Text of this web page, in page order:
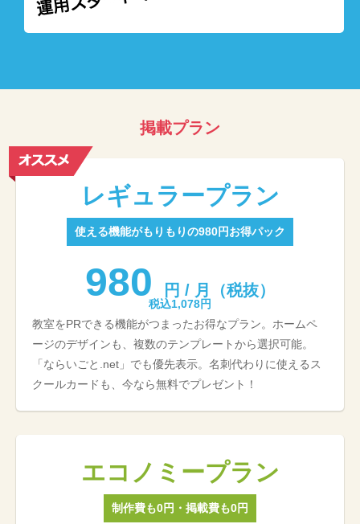
掲載プラン
レギュラープラン
使える機能がもりもりの980円お得パック
980 円 / 月（税抜）
税込1,078円
教室をPRできる機能がつまったお得なプラン。ホームペ
ージのデザインも、複数のテンプレートから選択可能。
「ならいごと.net」でも優先表示。名刺代わりに使えるス
クールカードも、今なら無料でプレゼント！
エコノミープラン
制作費も0円・掲載費も0円